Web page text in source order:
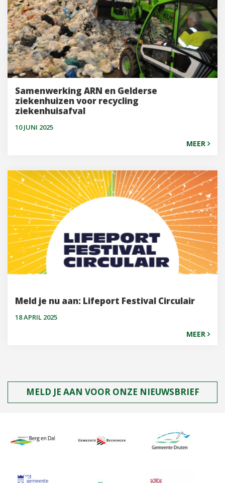
Samenwerking ARN en Gelderse
ziekenhuizen voor recycling
ziekenhuisafval
10 JUNI 2025
MEER
Meld je nu aan: Lifeport Festival Circulair
18 APRIL 2025
MEER
MELD JE AAN VOOR ONZE NIEUWSBRIEF